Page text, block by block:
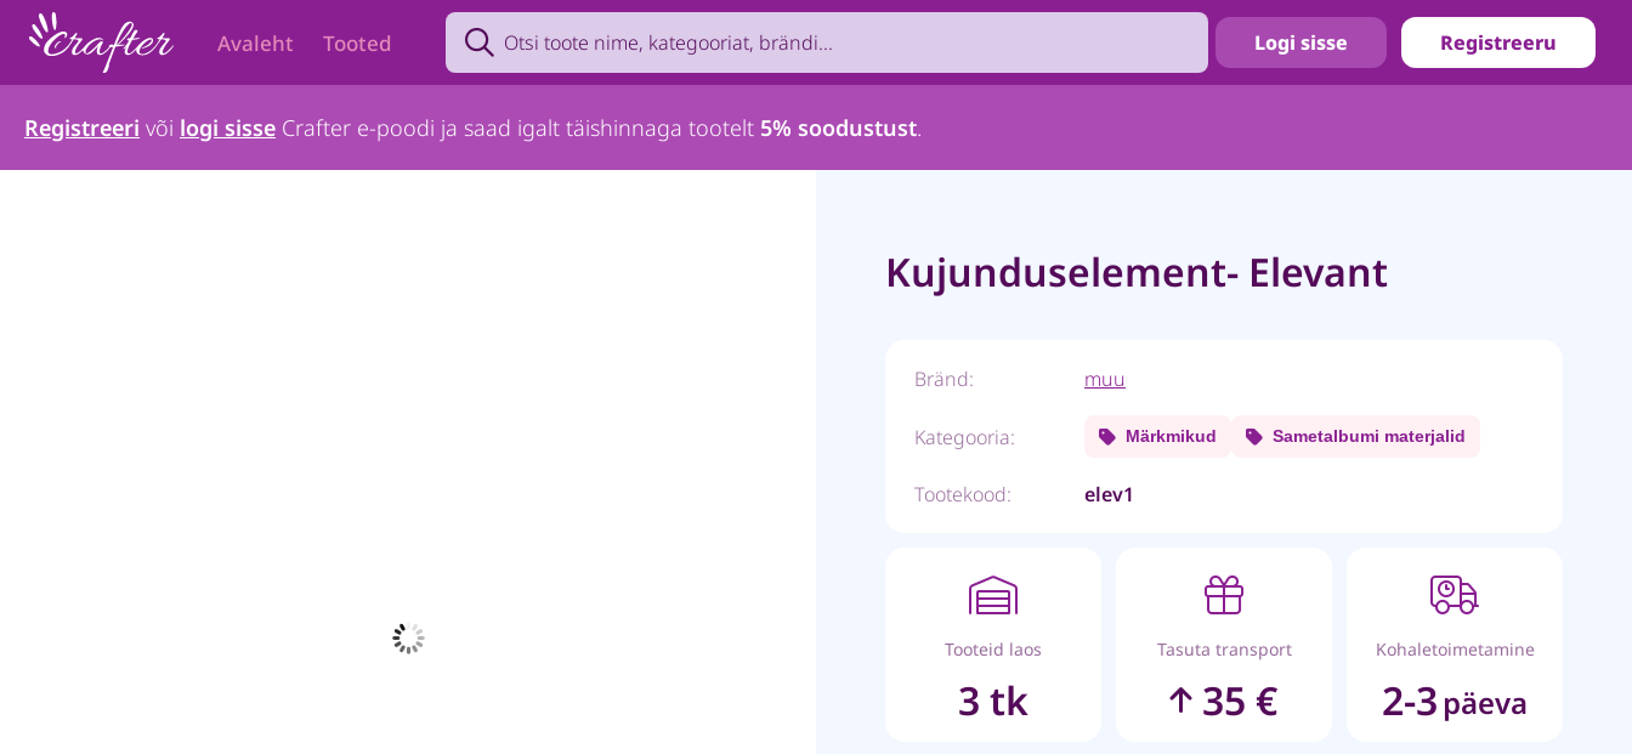
Avaleht Tooted
Search product by name, brand, category...
Logi sisse Registreeru
Registreeri või logi sisse Crafter e-poodi ja saad igalt täishinnaga tootelt 5% soodustust.
Kujunduselement- Elevant
Bränd: muu
Kategooria: Märkmikud Sametalbumi materjalid
Tootekood: elev1
Tooteid laos
3 tk
Tasuta transport
35 €
Kohaletoimetamine
2-3 päeva